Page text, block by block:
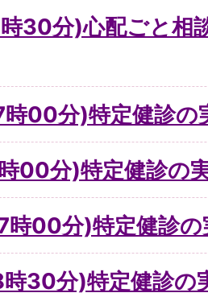
30分)心配ごと相
時00分)特定健診の
00分)特定健診の
時00分)特定健診
30分)特定健診の